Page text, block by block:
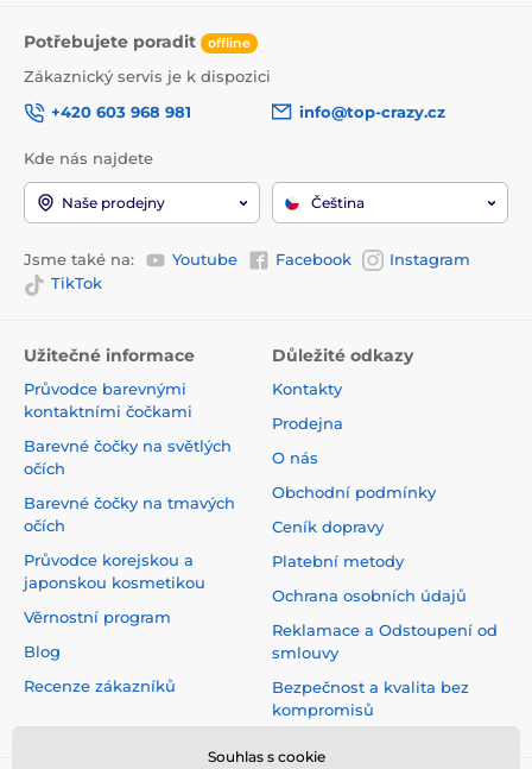
Potřebujete poradit offline
Zákaznický servis je k dispozici
+420 603 968 981
info@top-crazy.cz
Kde nás najdete
Naše prodejny Čeština
Jsme také na: Youtube Facebook
Instagram
TikTok
Užitečné informace
Průvodce barevnými
kontaktními čočkami
Barevné čočky na světlých
očích
Barevné čočky na tmavých
očích
Průvodce korejskou a
japonskou kosmetikou
Věrnostní program
Blog
Recenze zákazníků
Důležité odkazy
Kontakty
Prodejna
O nás
Obchodní podmínky
Ceník dopravy
Platební metody
Ochrana osobních údajů
Reklamace a Odstoupení od
smlouvy
Bezpečnost a kvalita bez
kompromisů
Souhlas s cookie